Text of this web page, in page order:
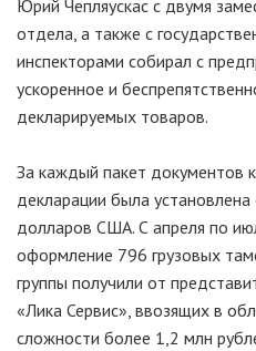
Юрий Чепляускас с двумя
отдела, а также с
инспекторами собирал с
ускоренное и
декларируемых товаров.
За каждый пакет документов
декларации была
долларов США. С апреля по
оформление 796 грузовых
группы получили от
«Лика Сервис», ввозящих в
сложности более 1,2 млн